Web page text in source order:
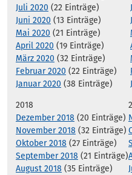
Juli 2020 (22 Einträge)
Juni 2020 (13 Einträge)
Mai 2020 (21 Einträge)
April 2020 (19 Einträge)
März 2020 (32 Einträge)
Februar 2020 (22 Einträge)
Januar 2020 (38 Einträge)
2018
Dezember 2018 (20 Einträge)
November 2018 (32 Einträge)
Oktober 2018 (27 Einträge)
September 2018 (21 Einträge)
August 2018 (35 Einträge)